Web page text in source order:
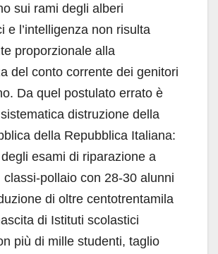
sui rami degli alberi
e l’intelligenza non risulta
proporzionale alla
del conto corrente dei genitori
Da quel postulato errato è
distruzione della
della Repubblica Italiana:
esami di riparazione a
classi-pollaio con 28-30 alunni
di oltre centotrentamila
di Istituti scolastici
più di mille studenti, taglio